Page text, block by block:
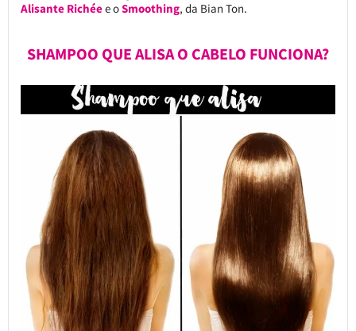
Alisante Richéee oSmoothing, da Bian Ton.
SHAMPOO QUE ALISA O CABELO FUNCIONA?